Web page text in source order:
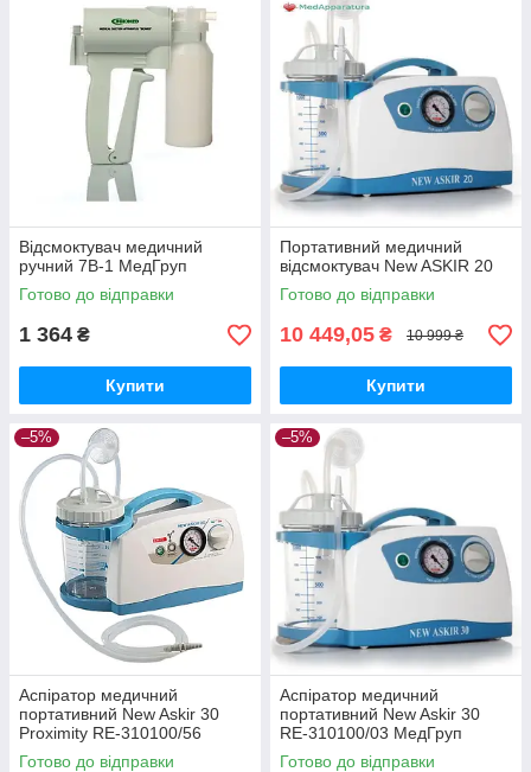
Відсмоктувач медичний
ручний 7В-1 МедГруп
Готово до відправки
1 364 ₴
Купити
Портативний медичний
відсмоктувач New ASKIR 20
Готово до відправки
10 449,05 ₴ 10 999 ₴
Купити
–5%
Аспіратор медичний
портативний New Askir 30
Proximity RE-310100/56
МедГруп
Готово до відправки
–5%
Аспіратор медичний
портативний New Askir 30
RE-310100/03 МедГруп
Готово до відправки